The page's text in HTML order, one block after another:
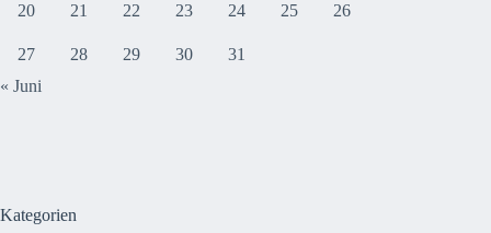
20 21 22 23 24 25 26
27 28 29 30
31
« Juni
Kategorien